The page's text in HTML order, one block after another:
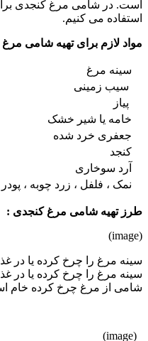
است. در شامی مرغ کنجدی
استفاده می کنیم.
مواد لازم برای تهیه شامی مرغ
سینه مرغ
سیب زمینی
پیاز
خامه یا شیر خشک
جعفری خرد شده
کنجد
آرد سوخاری
نمک ، فلفل ، زرد چوبه ، پودر
طرز تهیه شامی مرغ کنجدی :
(image)
سینه مرغ را چرخ کرده یا در
سینه مرغ را چرخ کرده یا در
شامی از مرغ چرخ کرده خام
(image)